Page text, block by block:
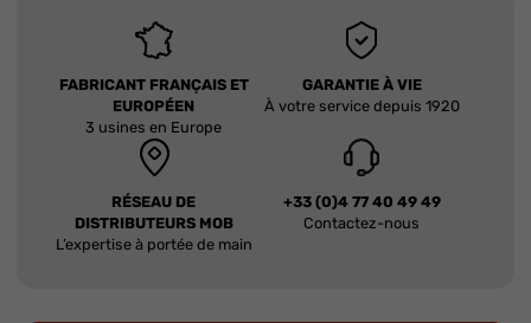
FABRICANT FRANÇAIS ET
EUROPÉEN
3 usines en Europe
GARANTIE À VIE
À votre service depuis 1920
RÉSEAU DE
DISTRIBUTEURS MOB
L’expertise à portée de main
+33 (0)4 77 40 49 49
Contactez-nous